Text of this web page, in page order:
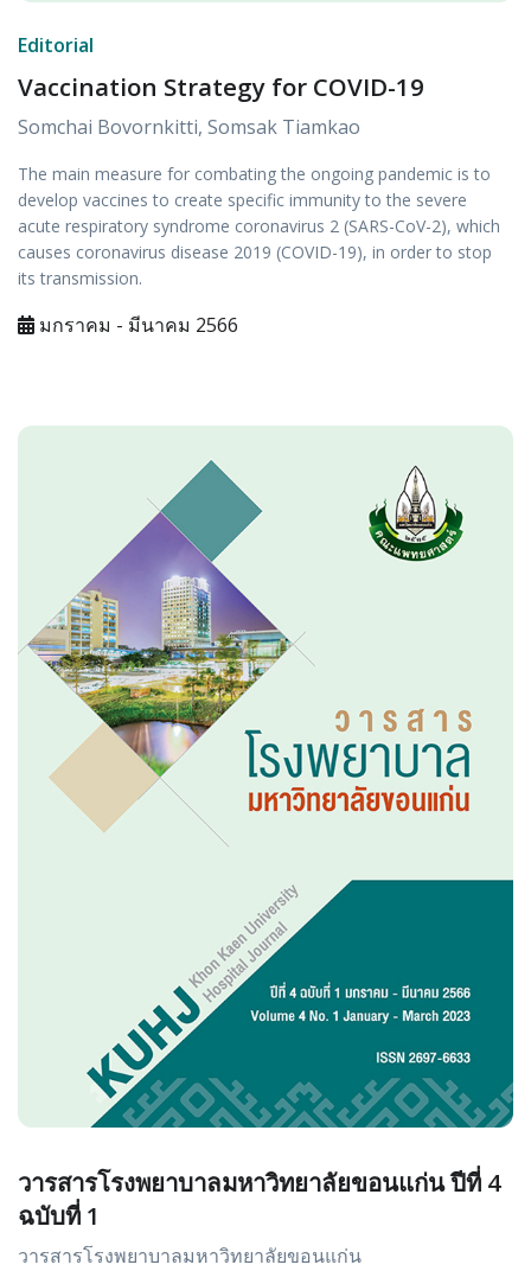
Editorial
Vaccination Strategy for COVID-19
Somchai Bovornkitti, Somsak Tiamkao
The main measure for combating the ongoing pandemic is to
develop vaccines to create specific immunity to the severe
acute respiratory syndrome coronavirus 2 (SARS-CoV-2), which
causes coronavirus disease 2019 (COVID-19), in order to stop
its transmission.
มกราคม - มีนาคม 2566
วารสารโรงพยาบาลมหาวิทยาลัยขอนแก่น ปีที่ 4
ฉบับที่ 1
วารสารโรงพยาบาลมหาวิทยาลัยขอนแก่น